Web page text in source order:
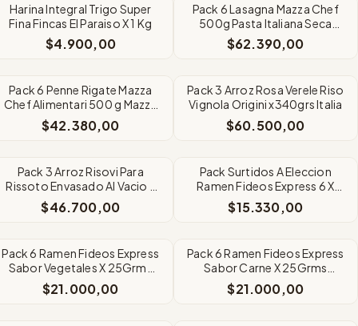
Harina Integral Trigo Super
Fina Fincas El Paraiso X 1 Kg
$4.900,00
Pack 6 Lasagna Mazza Chef
500g Pasta Italiana Seca
Importada Alimentari
$62.390,00
Pack 6 Penne Rigate Mazza
Chef Alimentari 500 g Mazza
Alimentari
$42.380,00
Pack 3 Arroz Rosa Verele Riso
Vignola Origini x340grs Italia
$60.500,00
Pack 3 Arroz Risovi Para
Rissoto Envasado Al Vacio x
1KG Italia
$46.700,00
Pack Surtidos A Eleccion
Ramen Fideos Express 6 X
25Grms Origen Brasil
$15.330,00
Pack 6 Ramen Fideos Express
Sabor Vegetales X 25Grms
Origen Brasil
$21.000,00
Pack 6 Ramen Fideos Express
Sabor Carne X 25Grms
Origen Brasil
$21.000,00